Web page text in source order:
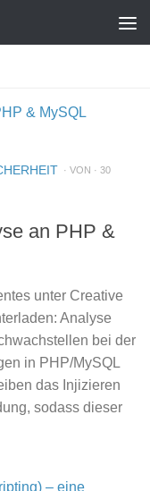
· VON · 30
an PHP &
unter Creative
Analyse
bei der
in PHP/MySQL
das Injizieren
sodass dieser